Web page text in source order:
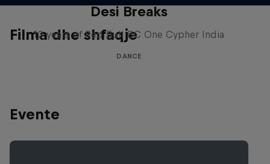
Filma dhe shfaqje
Desi Breaks
10 years of Red Bull BC One Cypher India
DANCE
Evente